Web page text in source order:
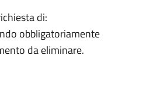
di:
obbligatoriamente
da eliminare.